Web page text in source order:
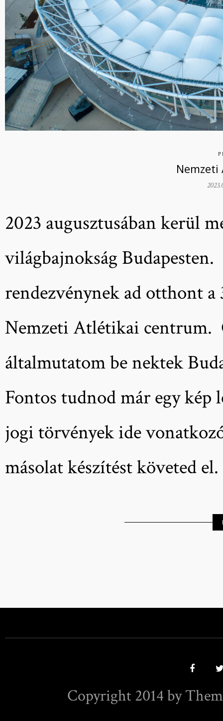
2023 augusztusában kerül
világbajnokság
rendezvénynek ad otthont a
Nemzeti Atlétikai centrum.
általmutatom be nektek
Fontos tudnod már egy kép
jogi törvények ide
másolat készítést követed
Copyright 2014 by